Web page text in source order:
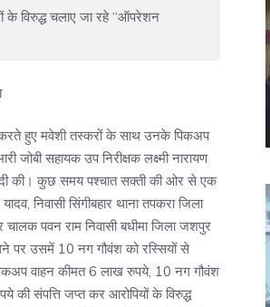
करते हुए मवेशी तस्करों के साथ उनके पिकअप
जोबी सहायक उप निरीक्षक लक्ष्मी नारायण
की। कुछ समय पश्चात सक्ती की ओर से एक
निवासी सिंगीबहार थाना तपकरा जिला
पवन राम निवासी बधीमा जिला जशपुर
पर उसमें 10 नग गौवंश को रस्सियों से
वाहन कीमत 6 लाख रुपये, 10 नग गौवंश
संपत्ति जप्त कर आरोपियों के विरुद्ध